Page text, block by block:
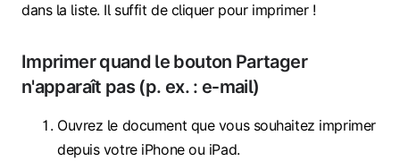
dans la liste. Il suffit de cliquer pour imprimer !
Imprimer quand le bouton Partager
n'apparaît pas (p. ex. : e‑mail)
Ouvrez le document que vous souhaitez imprimer
depuis votre iPhone ou iPad.